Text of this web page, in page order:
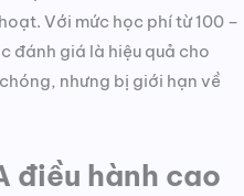
Với mức học phí từ 100 –
đánh giá là hiệu quả cho
nhưng bị giới hạn về
điều hành cao